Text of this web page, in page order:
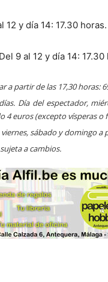
12 y día 14: 17.30 horas.
Del 9 al 12 y día 14: 17.30
a partir de las 17,30 horas:
Día del espectador,
4 euros (excepto vísperas o
sábado y domingo a
a cambios.